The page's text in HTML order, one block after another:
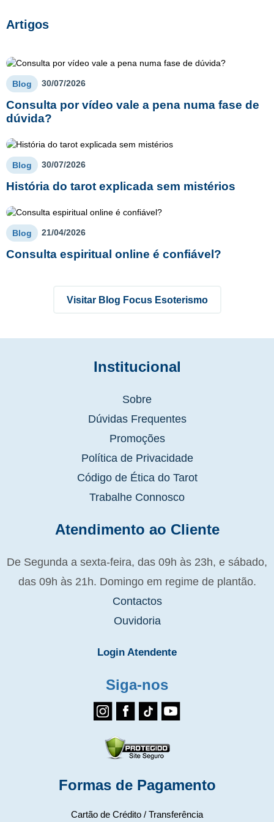
Artigos
Blog 30/07/2026
Consulta por vídeo vale a pena numa fase de
dúvida?
Blog 30/07/2026
História do tarot explicada sem mistérios
Blog 21/04/2026
Consulta espiritual online é confiável?
Visitar Blog Focus Esoterismo
Institucional
Sobre
Dúvidas Frequentes
Promoções
Política de Privacidade
Código de Ética do Tarot
Trabalhe Connosco
Atendimento ao Cliente
De Segunda a sexta-feira, das 09h às 23h, e sábado,
das 09h às 21h. Domingo em regime de plantão.
Contactos
Ouvidoria
Login Atendente
Siga-nos
Formas de Pagamento
Cartão de Crédito / Transferência